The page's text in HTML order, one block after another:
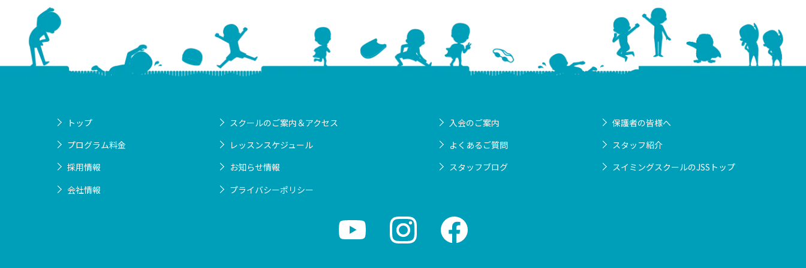
トップ スクールのご案内＆アクセス 入会のご案内
保護者の皆様へ
プログラム料金
レッスンスケジュール よくあるご質問
スタッフ紹介
採用情報
お知らせ情報 スタッフブログ
スイミングスクールのJSSトップ
会社情報
プライバシーポリシー